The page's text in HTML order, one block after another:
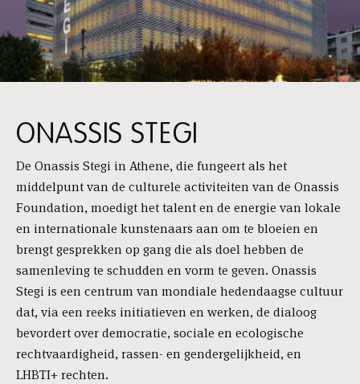
ONASSIS STEGI
De Onassis Stegi in Athene, die fungeert als het
middelpunt van de culturele activiteiten van de Onassis
Foundation, moedigt het talent en de energie van lokale
en internationale kunstenaars aan om te bloeien en
brengt gesprekken op gang die als doel hebben de
samenleving te schudden en vorm te geven. Onassis
Stegi is een centrum van mondiale hedendaagse cultuur
dat, via een reeks initiatieven en werken, de dialoog
bevordert over democratie, sociale en ecologische
rechtvaardigheid, rassen- en gendergelijkheid, en
LHBTI+ rechten.